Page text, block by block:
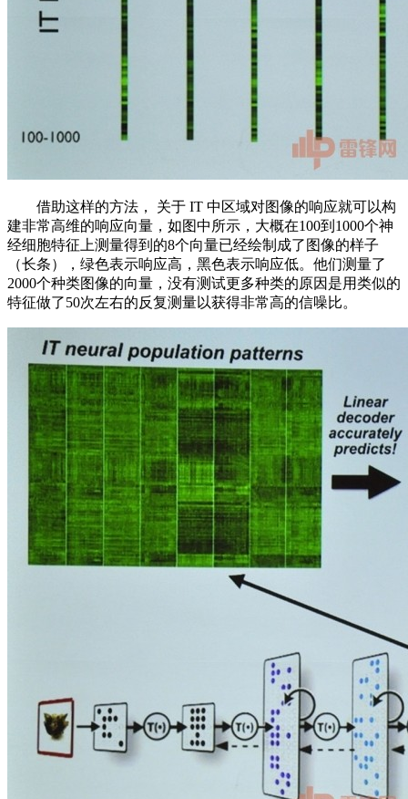
借助这样的方法， 关于 IT 中区域对图像的响应就可以构
建非常高维的响应向量，如图中所示，大概在100到1000个神
经细胞特征上测量得到的8个向量已经绘制成了图像的样子
（长条），绿色表示响应高，黑色表示响应低。他们测量了
2000个种类图像的向量，没有测试更多种类的原因是用类似的
特征做了50次左右的反复测量以获得非常高的信噪比。